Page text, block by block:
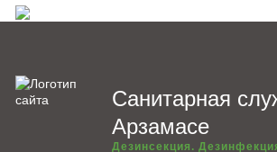
Санитарная
Арзамасе
Дезинсекция.